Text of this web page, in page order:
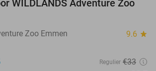
24%
WILDLANDS Adventure Zoo
Zoo Emmen 9.6 star
Regulier €33